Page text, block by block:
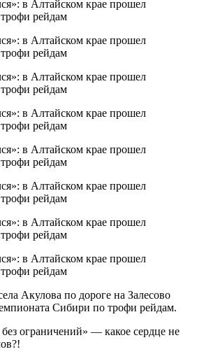
Акулова по дороге на Залесово
Сибири по трофи рейдам.
ограничений» — какое сердце не